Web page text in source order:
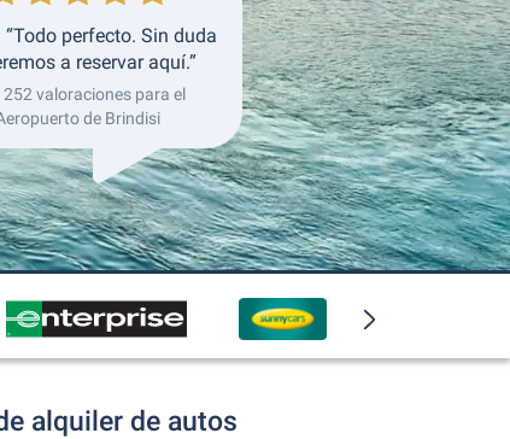
“Todo perfecto. Sin duda
a reservar aquí.”
252 valoraciones para el
de Brindisi
alquiler de autos